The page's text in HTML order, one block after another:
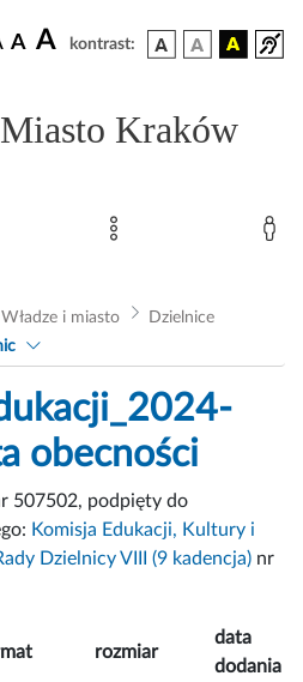
A A kontrast:
Miasto Kraków
Władze i miasto
Dzielnice
obecności
507502, podpięty do
Komisja Edukacji, Kultury i
Dzielnicy VIII (9 kadencja) nr
rozmiar
data
dodania